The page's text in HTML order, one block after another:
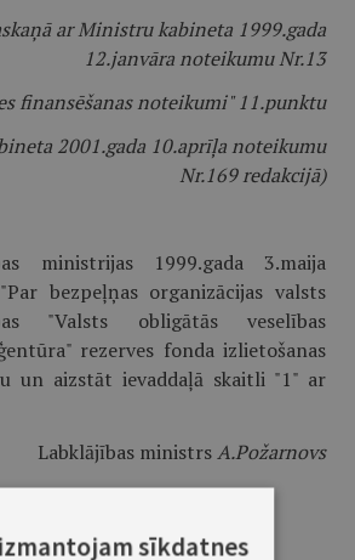
ar Ministru kabineta 1999.gada
12.janvāra noteikumu Nr.13
finansēšanas noteikumi" 11.punktu
2001.gada 10.aprīļa noteikumu
Nr.169 redakcijā)
ministrijas 1999.gada 3.maija
bezpeļņas organizācijas valsts
"Valsts obligātās veselības
rezerves fonda izlietošanas
un aizstāt ievaddaļā skaitli "1" ar
Labklājības ministrsA.Požarnovs
sīkdatnes